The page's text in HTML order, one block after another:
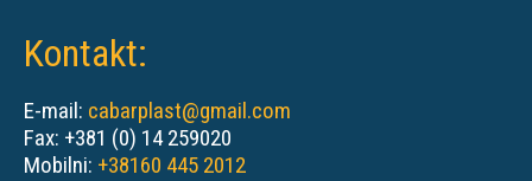
Kontakt:
E-mail: cabarplast@gmail.com
Fax: +381 (0) 14 259020
Mobilni: +38160 445 2012